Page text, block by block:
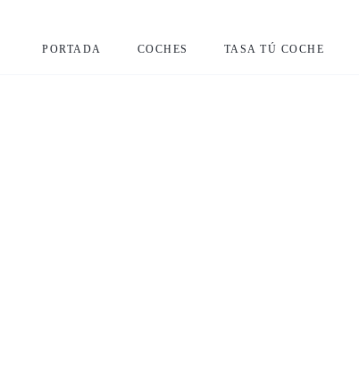
PORTADA COCHES TASA TÚ COCHE